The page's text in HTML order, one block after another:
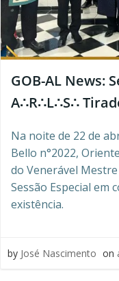
GOB-AL News:
A∴R∴L∴S∴
Na noite de 22 de
Bello n°2022,
do Venerável
Sessão Especial em
existência.
by José Nascimento on